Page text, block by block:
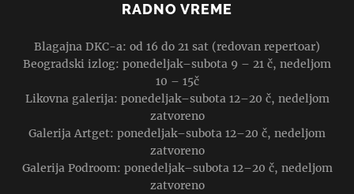
RADNO VREME
Blagajna DKC-a: od 16 do 21 sat (redovan repertoar)
Beogradski izlog: ponedeljak–subota 9 – 21 č, nedeljom
10 – 15č
Likovna galerija: ponedeljak–subota 12–20 č, nedeljom
zatvoreno
Galerija Artget: ponedeljak–subota 12–20 č, nedeljom
zatvoreno
Galerija Podroom: ponedeljak–subota 12–20 č, nedeljom
zatvoreno